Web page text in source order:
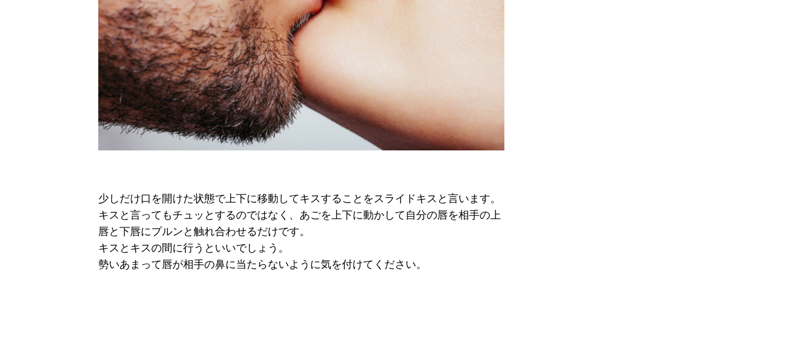
少しだけ口を開けた状態で上下に移動してキスすることをスライドキスと言います。
キスと言ってもチュッとするのではなく、あごを上下に動かして自分の唇を相手の上
唇と下唇にプルンと触れ合わせるだけです。
キスとキスの間に行うといいでしょう。
勢いあまって唇が相手の鼻に当たらないように気を付けてください。